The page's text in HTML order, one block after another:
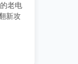
老电
新攻